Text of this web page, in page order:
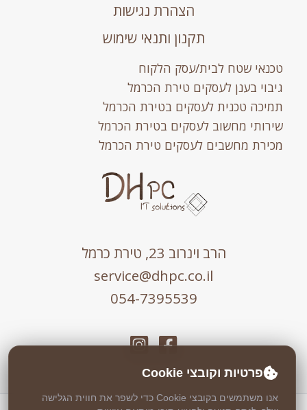
הצהרת נגישות
תקנון ותנאי שימוש
טכנאי שטח לבית/עסק הלקוח
גיבוי בענן לעסקים טירת הכרמל
תמיכה טכנית לעסקים בטירת הכרמל
שירותי מחשוב לעסקים בטירת הכרמל
מכירת מחשבים לעסקים טירת הכרמל
הרב וינרוב 23, טירת כרמל
service@dhpc.co.il
054-7395539
פרטיות וקובצי Cookie
אנו משתמשים בקובצי Cookie כדי לשפר את חווית הגלישה